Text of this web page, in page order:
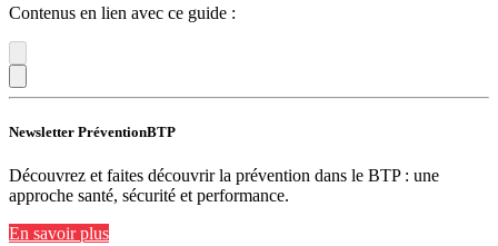
Contenus en lien avec ce guide :
Newsletter PréventionBTP
Découvrez et faites découvrir la prévention dans le BTP : une
approche santé, sécurité et performance.
En savoir plus